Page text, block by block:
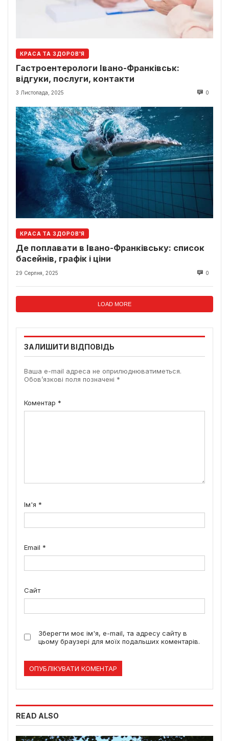
КРАСА ТА ЗДОРОВ'Я
Гастроентерологи Івано-Франківськ:
відгуки, послуги, контакти
3 Листопада, 2025 0
КРАСА ТА ЗДОРОВ'Я
Де поплавати в Івано-Франківську: список
басейнів, графік і ціни
29 Серпня, 2025 0
LOAD MORE
ЗАЛИШИТИ ВІДПОВІДЬ
Ваша e-mail адреса не оприлюднюватиметься.
Обов’язкові поля позначені *
Коментар *
Ім'я *
Email *
Сайт
Зберегти моє ім'я, e-mail, та адресу сайту в
цьому браузері для моїх подальших коментарів.
READ ALSO